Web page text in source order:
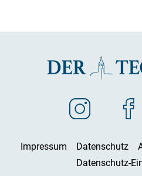
Impressum Datenschutz
Datenschutz-